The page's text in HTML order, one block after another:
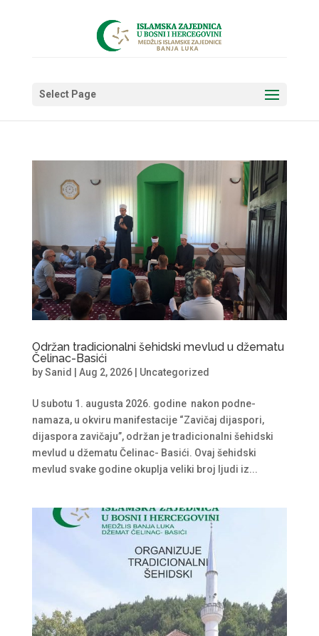
Select Page
Održan tradicionalni šehidski mevlud u džematu
Čelinac-Basići
bySanid Aug 2, 2026| Uncategorized
U subotu 1. augusta 2026. godine nakon podne-
namaza, u okviru manifestacije “Zavičaj dijaspori,
dijaspora zavičaju”, održan je tradicionalni šehidski
mevlud u džematu Čelinac- Basići. Ovaj šehidski
mevlud svake godine okuplja veliki broj ljudi iz...